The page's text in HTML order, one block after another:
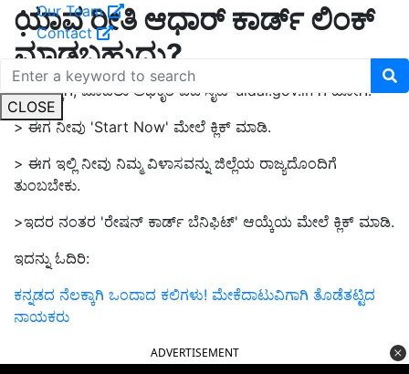
Our Team
Contact
CLOSE
ಯಾವ ರೀತಿ ಆಧಾರ್ ಕಾರ್ಡ್ ಲಿಂಕ್
ಮಾಡಬಹುದು?
> ಇದಕ್ಕಾಗಿ, ಮೊದಲು ಅಧಿಕೃತ ವೆಬ್‌ಸೈಟ್ uidai.gov.in ಗೆ ಹೋಗಿ.
> ಈಗ ನೀವು 'Start Now' ಮೇಲೆ ಕ್ಲಿಕ್ ಮಾಡಿ.
> ಈಗ ಇಲ್ಲಿ ನೀವು ನಿಮ್ಮ ವಿಳಾಸವನ್ನು ಜಿಲ್ಲೆಯ ರಾಜ್ಯದೊಂದಿಗೆ
ತುಂಬಬೇಕು.
>ಇದರ ನಂತರ 'ರೇಷನ್ ಕಾರ್ಡ್ ಬೆನಿಫಿಟ್' ಆಯ್ಕೆಯ ಮೇಲೆ ಕ್ಲಿಕ್ ಮಾಡಿ.
ಇದನ್ನು ಓದಿರಿ:
ಕನ್ನಡದ ನೆಲಕ್ಕಾಗಿ ಒಂದಾದ ಕಲಿಗಳು! ಮೇಕೆದಾಟುವಿಗಾಗಿ ತೊಡೆತಟ್ಟಿದ
ನಾಯಕರು
ADVERTISEMENT